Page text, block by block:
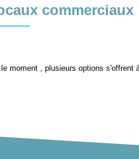
commerciaux
moment , plusieurs options s'offrent